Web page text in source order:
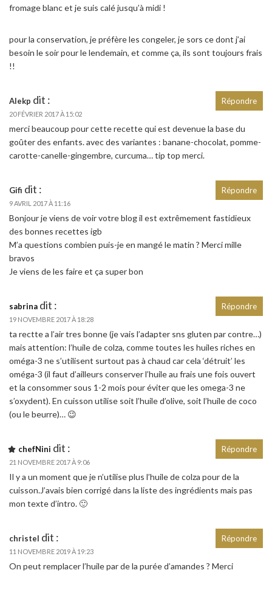
fromage blanc et je suis calé jusqu’à midi !
pour la conservation, je préfère les congeler, je sors ce dont j’ai
besoin le soir pour le lendemain, et comme ça, ils sont toujours frais
!!
Alekp dit :
20 FÉVRIER 2017 À 15:02
merci beaucoup pour cette recette qui est devenue la base du
goûter des enfants. avec des variantes : banane-chocolat, pomme-
carotte-canelle-gingembre, curcuma… tip top merci.
Répondre
Gifi dit :
9 AVRIL 2017 À 11:16
Bonjour je viens de voir votre blog il est extrêmement fastidieux
des bonnes recettes igb
M’a questions combien puis-je en mangé le matin ? Merci mille
bravos
Je viens de les faire et ça super bon
Répondre
sabrina dit :
19 NOVEMBRE 2017 À 18:28
ta rectte a l’air tres bonne (je vais l’adapter sns gluten par contre…)
mais attention: l’huile de colza, comme toutes les huiles riches en
oméga-3 ne s’utilisent surtout pas à chaud car cela ‘détruit’ les
oméga-3 (il faut d’ailleurs conserver l’huile au frais une fois ouvert
et la consommer sous 1-2 mois pour éviter que les omega-3 ne
s’oxydent). En cuisson utilise soit l’huile d’olive, soit l’huile de coco
(ou le beurre)… 😉
Répondre
chefNini dit :
21 NOVEMBRE 2017 À 9:06
Il y a un moment que je n’utilise plus l’huile de colza pour de la
cuisson.J’avais bien corrigé dans la liste des ingrédients mais pas
mon texte d’intro. 🙂
Répondre
christel dit :
11 NOVEMBRE 2019 À 19:23
On peut remplacer l’huile par de la purée d’amandes ? Merci
Répondre